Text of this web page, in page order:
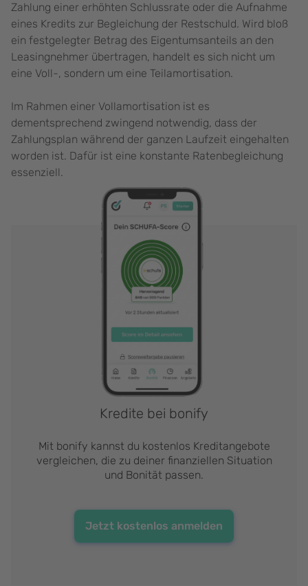
Zahlung einer erhöhten Schlussrate oder die Aufnahme
eines Kredits zur Begleichung der Restschuld. Wird bloß
ein festgelegter Betrag des Eigentumsanteils an den
Leasingnehmer übertragen, handelt es sich nicht um
eine Voll-, sondern um eine Teilamortisation.
Im Rahmen einer Vollamortisation ist es
dementsprechend zwingend notwendig, dass der
Zahlungsplan während der ganzen Laufzeit eingehalten
worden ist. Dafür ist eine konstante Ratenbegleichung
essenziell.
Kredite bei bonify
Mit bonify kannst du kostenlos Kreditangebote
vergleichen, die zu deiner finanziellen Situation
und Bonität passen.
Jetzt kostenlos anmelden